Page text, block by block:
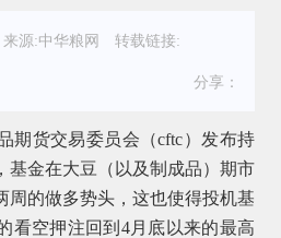
来源:中华粮网 转载链接:
分享：
货交易委员会（cftc）发布持
基金在大豆（以及制成品）期市
周的做多势头，这也使得投机基
看空押注回到4月底以来的最高